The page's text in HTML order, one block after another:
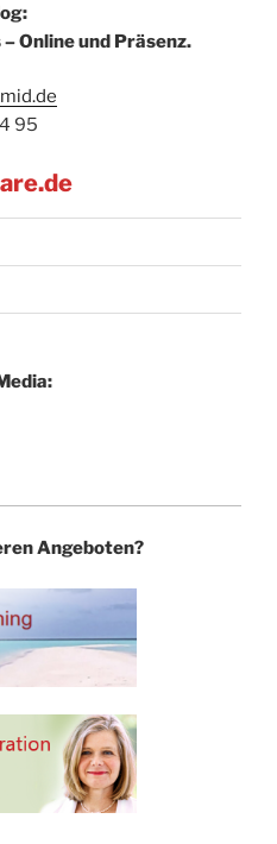
Online und Präsenz.
95
Angeboten?